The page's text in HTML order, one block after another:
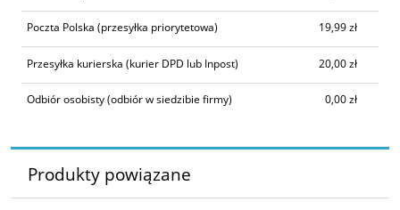
Poczta Polska (przesyłka priorytetowa) 19,99 zł
Przesyłka kurierska (kurier DPD lub Inpost) 20,00 zł
Odbiór osobisty(odbiór w siedzibie firmy) 0,00 zł
Produkty powiązane